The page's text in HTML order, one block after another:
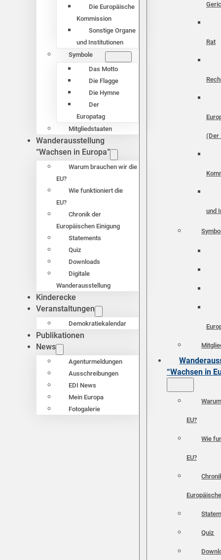
Die Europäische
Kommission
Sonstige Organe
und Institutionen
Symbole
Das Motto
Die Flagge
Die Hymne
Der
Europatag
Mitgliedstaaten
Wanderausstellung
“Wachsen in Europa”
Warum brauchen wir die
EU?
Wie funktioniert die
EU?
Chronik der
Europäischen Einigung
Statements
Quiz
Downloads
Digitale
Wanderausstellung
Kinderecke
Veranstaltungen
Demokratiekalendar
Publikationen
News
Agenturmeldungen
Ausschreibungen
EDI News
Mein Europa
Fotogalerie
Rat
(Der
und
“Wachsen in
EU?
Wie
EU?
Quiz